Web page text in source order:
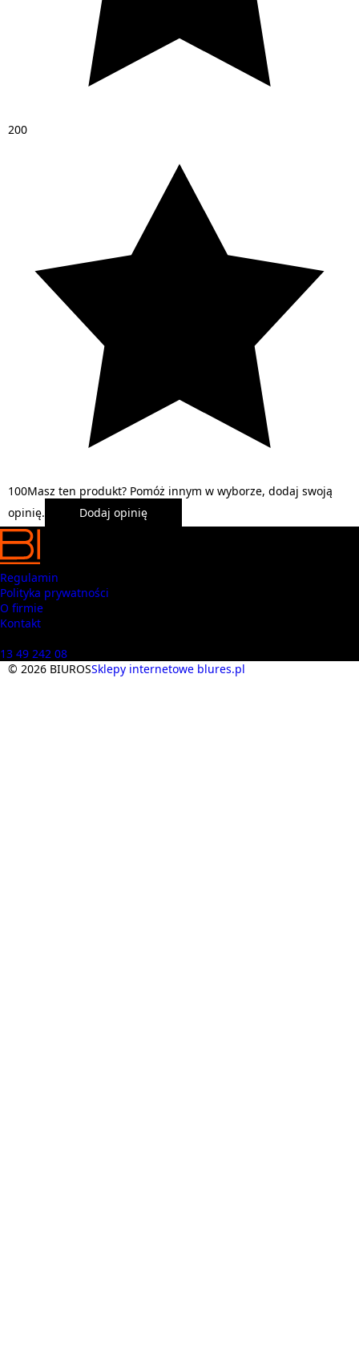
200
100Masz ten produkt? Pomóż innym w wyborze, dodaj swoją
opinię.
Dodaj opinię
Regulamin
Polityka prywatności
O firmie
Kontakt
13 49 242 08
© 2026 BIUROSSklepy internetowe blures.pl